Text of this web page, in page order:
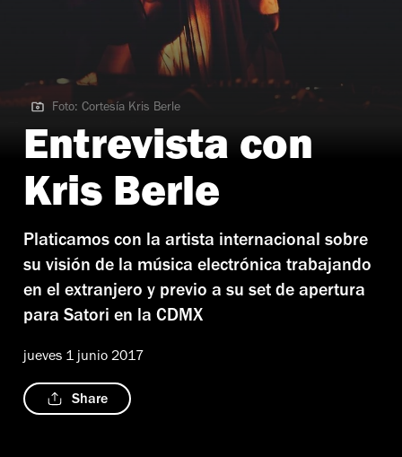
Foto: Cortesía Kris Berle
Foto: Cortesía Kris Berle
Entrevista con
Kris Berle
Platicamos con la artista internacional sobre
su visión de la música electrónica trabajando
en el extranjero y previo a su set de apertura
para Satori en la CDMX
jueves 1 junio 2017
Share